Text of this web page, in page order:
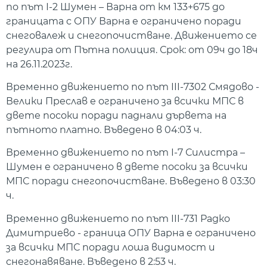
по път І-2 Шумен – Варна от км 133+675 до
границата с ОПУ Варна е ограничено поради
снеговалеж и снегопочистване. Движението се
регулира от Пътна полиция. Срок: от 09ч до 18ч
на 26.11.2023г.
Временно движението по път III-7302 Смядово -
Велики Преслав е ограничено за всички МПС в
двете посоки поради паднали дървета на
пътното платно. Въведено в 04:03 ч.
Временно движението по път I-7 Силистра –
Шумен е ограничено в двете посоки за всички
МПС поради снегопочистване. Въведено в 03:30
ч.
Временно движението по път III-731 Радко
Димитриево - граница ОПУ Варна е ограничено
за всички МПС поради лоша видимост и
снегонавяване. Въведено в 2:53 ч.